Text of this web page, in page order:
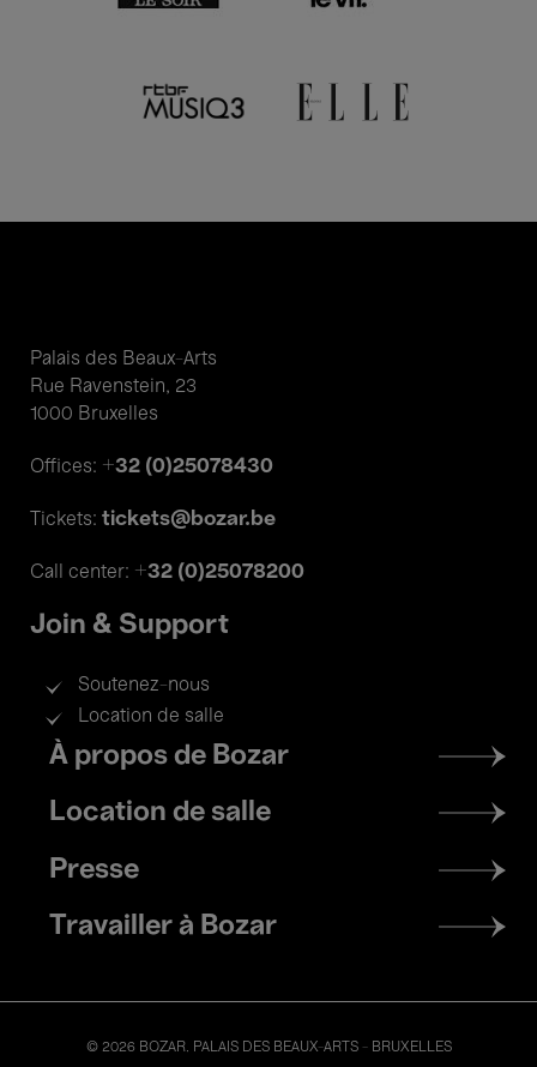
Palais des Beaux-Arts
Rue Ravenstein, 23
1000 Bruxelles
Offices: +32 (0)25078430
Tickets: tickets@bozar.be
Call center: +32 (0)25078200
Join & Support
Soutenez-nous
Location de salle
Footer
menu
À propos de Bozar
Location de salle
Presse
Travailler à Bozar
© 2026 BOZAR. PALAIS DES BEAUX-ARTS - BRUXELLES